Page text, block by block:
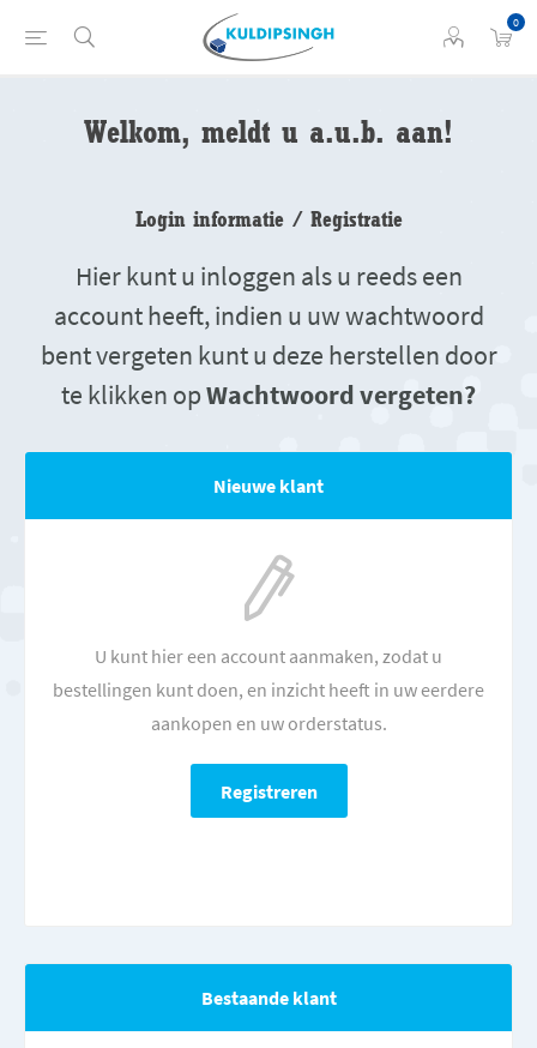
0
Welkom, meldt u a.u.b. aan!
Login informatie / Registratie
Hier kunt u inloggen als u reeds een
account heeft, indien u uw wachtwoord
bent vergeten kunt u deze herstellen door
te klikken opWachtwoord vergeten?
Nieuwe klant
U kunt hier een account aanmaken, zodat u
bestellingen kunt doen, en inzicht heeft in uw eerdere
aankopen en uw orderstatus.
Bestaande klant